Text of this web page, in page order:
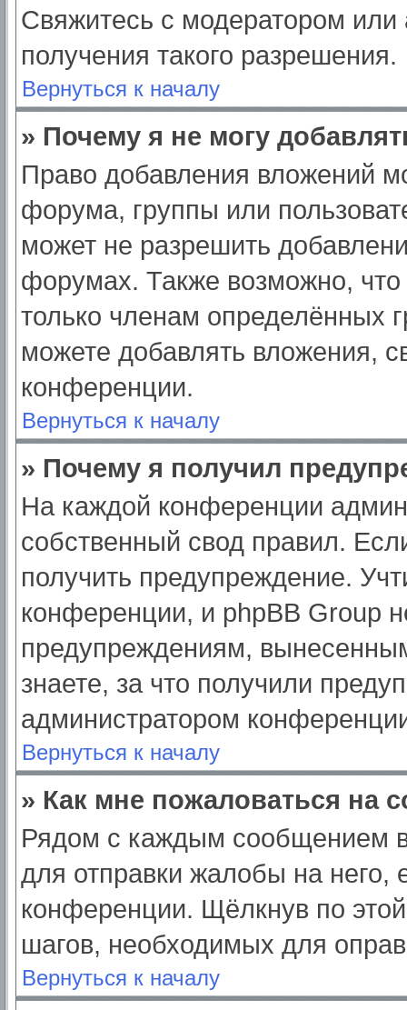
Свяжитесь с модератором
получения такого разрешения.
Вернуться к началу
» Почему я не могу
Право добавления вложений
форума, группы или
может не разрешить
форумах. Также возможно,
только членам определённых
можете добавлять вложения,
конференции.
Вернуться к началу
» Почему я получил
На каждой конференции
собственный свод правил.
получить предупреждение.
конференции, и phpBB Group
предупреждениям,
знаете, за что получили
администратором
Вернуться к началу
» Как мне пожаловаться на
Рядом с каждым сообщением
для отправки жалобы на него,
конференции. Щёлкнув по
шагов, необходимых для
Вернуться к началу